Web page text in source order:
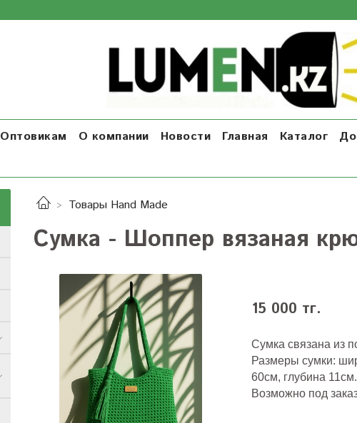
Оптовикам О компании Новости Главная Каталог
Товары Hand Made
Сумка - Шоппер вязаная
15 000 тг.
Сумка связана из
Размеры сумки:
60см, глубина 11см.
Возможно под